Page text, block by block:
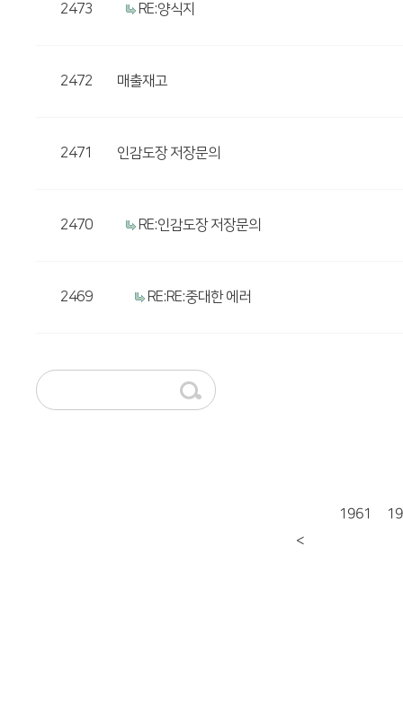
2473 RE:양식지
2472 매출재고
2471 인감도장 저장문의
2470 RE:인감도장 저장문의
2469 RE:RE:중대한 에러
<
1961